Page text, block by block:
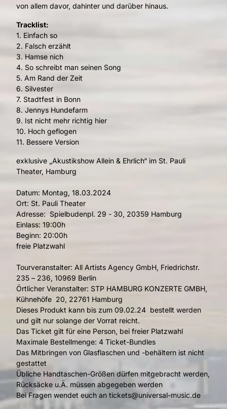
von allem davor, dahinter und darüber hinaus.
Tracklist:
1. Einfach so
2. Falsch erzählt
3. Hamse nich
4. So schreibt man seinen Song
5. Am Rand der Zeit
6. Silvester
7. Stadtfest in Bonn
8. Jennys Hundefarm
9. Ist nicht mehr richtig hier
10. Hoch geflogen
11. Bessere Version
exklusive „Akustikshow Allein & Ehrlich“ im St. Pauli
Theater, Hamburg
Datum: Montag, 18.03.2024
Ort: St. Pauli Theater
Adresse: Spielbudenpl. 29 - 30, 20359 Hamburg
Einlass: 19:00h
Beginn: 20:00h
freie Platzwahl
Tourveranstalter: All Artists Agency GmbH, Friedrichstr.
235 – 236, 10969 Berlin
Örtlicher Veranstalter: STP HAMBURG KONZERTE GMBH,
Kühnehöfe 20, 22761 Hamburg
Dieses Produkt kann bis zum 09.02.24 bestellt werden
und gilt nur solange der Vorrat reicht.
Das Ticket gilt für eine Person, bei freier Platzwahl
Maximale Bestellmenge: 4 Ticket-Bundles
Das Mitbringen von Glasflaschen und -behältern ist nicht
gestattet
Übliche Handtaschen-Größen dürfen mitgebracht werden,
Rücksäcke u.Ä. müssen abgegeben werden
Bei Fragen wendet euch an tickets@universal-music.de